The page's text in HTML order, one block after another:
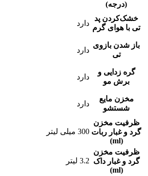
(درجه)
خشک‌کردن پد
تی با هوای گرم
دارد
باز شدن بازوی
تی
دارد
گره زدایی و
برش مو
دارد
مخزن مایع
شستشو
دارد
ظرفیت مخزن
گرد و غبار ربات
(ml)
300 میلی لیتر
ظرفیت مخزن
گرد و غبار داک
(ml)
3.2 لیتر